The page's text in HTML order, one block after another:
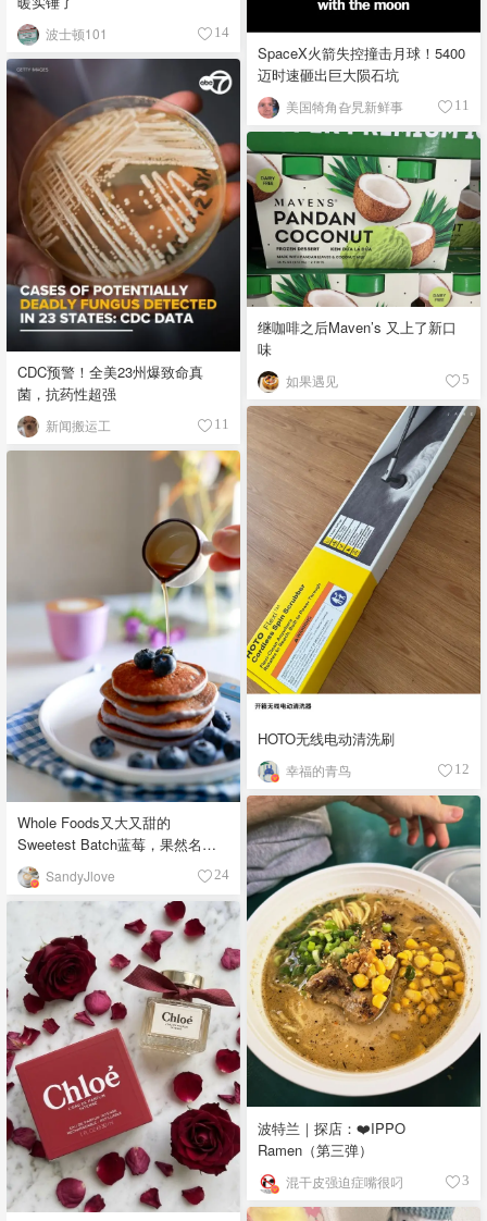
波士顿101 14
SpaceX火箭失控撞击月球！5400
迈时速砸出巨大陨石坑
美国犄角旮旯新鲜事 11
CDC预警！全美23州爆致命真
菌，抗药性超强
新闻搬运工 11
继咖啡之后Maven’s 又上了新口
味
如果遇见 5
HOTO无线电动清洗刷
幸福的青鸟 12
Whole Foods又大又甜的
Sweetest Batch蓝莓，果然名副
其实！SandyJlove 24
波特兰｜探店：❤️IPPO
Ramen（第三弹）
混干皮强迫症嘴很叼 3